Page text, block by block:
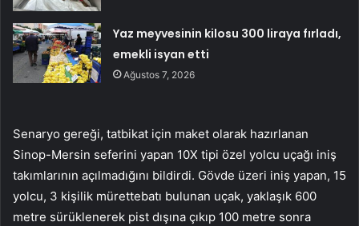
Yaz meyvesinin kilosu 300 liraya fırladı,
emekli isyan etti
Ağustos 7, 2026
Senaryo gereği, tatbikat için maket olarak hazırlanan
Sinop-Mersin seferini yapan 10X tipi özel yolcu uçağı iniş
takımlarının açılmadığını bildirdi. Gövde üzeri iniş yapan, 15
yolcu, 3 kişilik mürettebatı bulunan uçak, yaklaşık 600
metre sürüklenerek pist dışına çıkıp 100 metre sonra